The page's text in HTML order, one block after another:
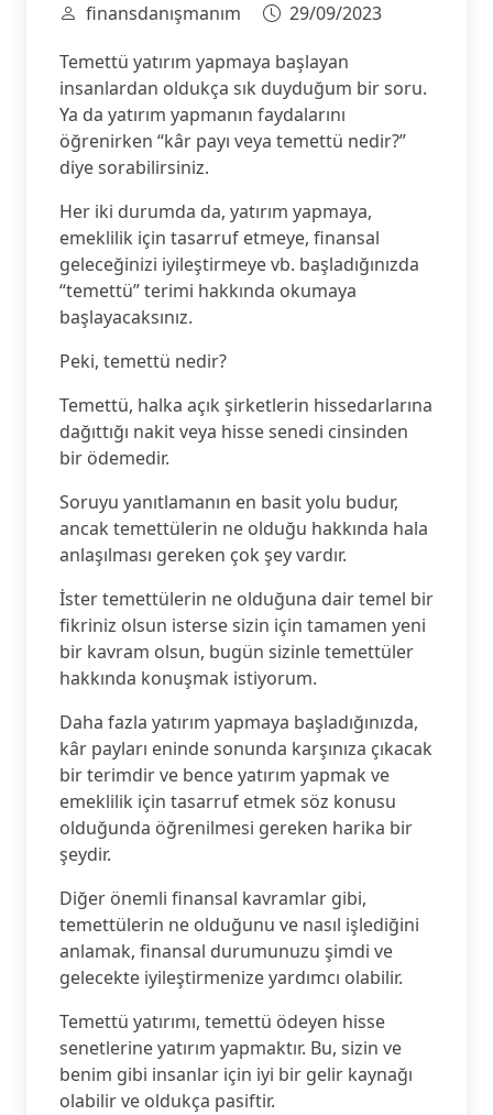
finansdanışmanım
29/09/2023
Temettü yatırım yapmaya başlayan
insanlardan oldukça sık duyduğum bir soru.
Ya da yatırım yapmanın faydalarını
öğrenirken “kâr payı veya temettü nedir?”
diye sorabilirsiniz.
Her iki durumda da, yatırım yapmaya,
emeklilik için tasarruf etmeye, finansal
geleceğinizi iyileştirmeye vb. başladığınızda
“temettü” terimi hakkında okumaya
başlayacaksınız.
Peki, temettü nedir?
Temettü, halka açık şirketlerin hissedarlarına
dağıttığı nakit veya hisse senedi cinsinden
bir ödemedir.
Soruyu yanıtlamanın en basit yolu budur,
ancak temettülerin ne olduğu hakkında hala
anlaşılması gereken çok şey vardır.
İster temettülerin ne olduğuna dair temel bir
fikriniz olsun isterse sizin için tamamen yeni
bir kavram olsun, bugün sizinle temettüler
hakkında konuşmak istiyorum.
Daha fazla yatırım yapmaya başladığınızda,
kâr payları eninde sonunda karşınıza çıkacak
bir terimdir ve bence yatırım yapmak ve
emeklilik için tasarruf etmek söz konusu
olduğunda öğrenilmesi gereken harika bir
şeydir.
Diğer önemli finansal kavramlar gibi,
temettülerin ne olduğunu ve nasıl işlediğini
anlamak, finansal durumunuzu şimdi ve
gelecekte iyileştirmenize yardımcı olabilir.
Temettü yatırımı, temettü ödeyen hisse
senetlerine yatırım yapmaktır. Bu, sizin ve
benim gibi insanlar için iyi bir gelir kaynağı
olabilir ve oldukça pasiftir.